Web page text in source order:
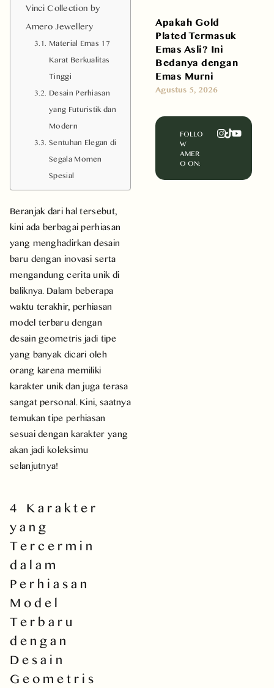
Vinci Collection by
Amero Jewellery
Material Emas 17
Karat Berkualitas
Tinggi
Desain Perhiasan
yang Futuristik dan
Modern
Sentuhan Elegan di
Segala Momen
Spesial
Beranjak dari hal tersebut,
kini ada berbagai perhiasan
yang menghadirkan desain
baru dengan inovasi serta
mengandung cerita unik di
baliknya. Dalam beberapa
waktu terakhir, perhiasan
model terbaru dengan
desain geometris jadi tipe
yang banyak dicari oleh
orang karena memiliki
karakter unik dan juga terasa
sangat personal. Kini, saatnya
temukan tipe perhiasan
sesuai dengan karakter yang
akan jadi koleksimu
selanjutnya!
4 Karakter
yang
Tercermin
dalam
Perhiasan
Model
Terbaru
dengan
Desain
Geometris
Apakah Gold
Plated Termasuk
Emas Asli? Ini
Bedanya dengan
Emas Murni
Agustus 5, 2026
FOLLO
W
AMER
O ON: